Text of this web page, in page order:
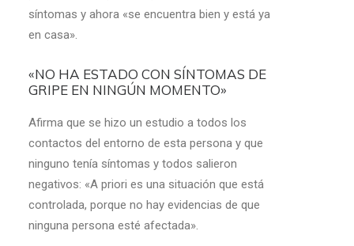
síntomas y ahora «se encuentra bien y está ya
en casa».
«NO HA ESTADO CON SÍNTOMAS DE
GRIPE EN NINGÚN MOMENTO»
Afirma que se hizo un estudio a todos los
contactos del entorno de esta persona y que
ninguno tenía síntomas y todos salieron
negativos: «A priori es una situación que está
controlada, porque no hay evidencias de que
ninguna persona esté afectada».